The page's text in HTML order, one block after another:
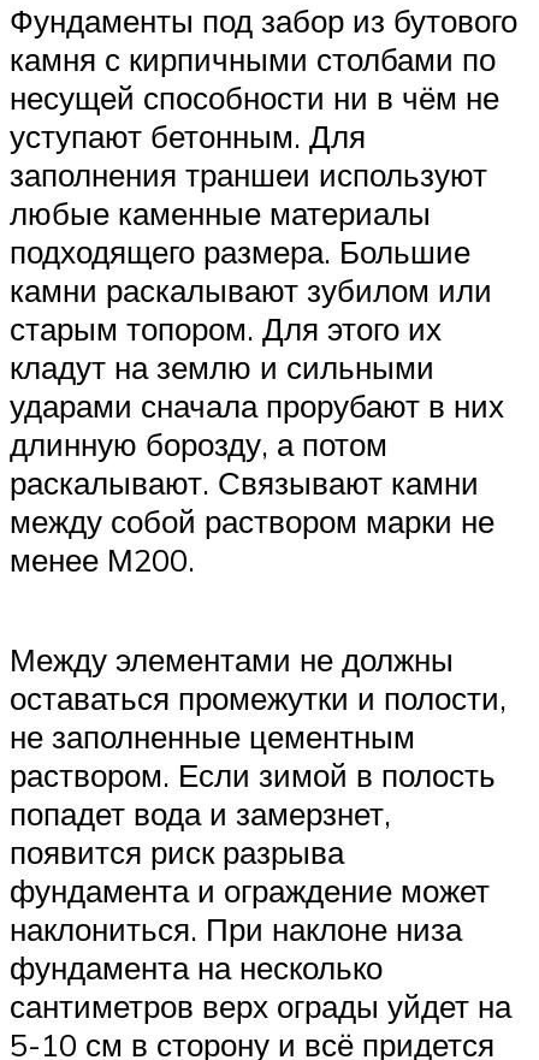
Фундаменты под забор из бутового
камня с кирпичными столбами по
несущей способности ни в чём не
уступают бетонным. Для
заполнения траншеи используют
любые каменные материалы
подходящего размера. Большие
камни раскалывают зубилом или
старым топором. Для этого их
кладут на землю и сильными
ударами сначала прорубают в них
длинную борозду, а потом
раскалывают. Связывают камни
между собой раствором марки не
менее М200.
Между элементами не должны
оставаться промежутки и полости,
не заполненные цементным
раствором. Если зимой в полость
попадет вода и замерзнет,
появится риск разрыва
фундамента и ограждение может
наклониться. При наклоне низа
фундамента на несколько
сантиметров верх ограды уйдет на
5-10 см в сторону и всё придется